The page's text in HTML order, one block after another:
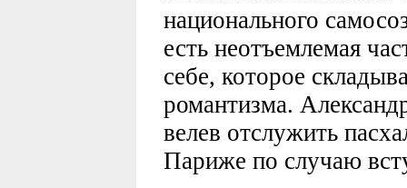
национального
есть неотъемлемая
себе, которое
романтизма.
велев отслужить
Париже по случаю